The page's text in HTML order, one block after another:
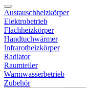
Austauschheizkörper
Elektrobetrieb
Flachheizkörper
Handtuchwärmer
Infrarotheizkörper
Radiator
Raumteiler
Warmwasserbetrieb
Zubehör